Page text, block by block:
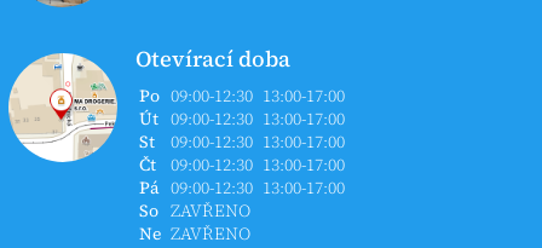
Otevírací doba
Po 09:00-12:30 13:00-17:00
Út 09:00-12:30 13:00-17:00
St
09:00-12:30 13:00-17:00
Čt 09:00-12:30 13:00-17:00
Pá 09:00-12:30 13:00-17:00
So ZAVŘENO
Ne ZAVŘENO